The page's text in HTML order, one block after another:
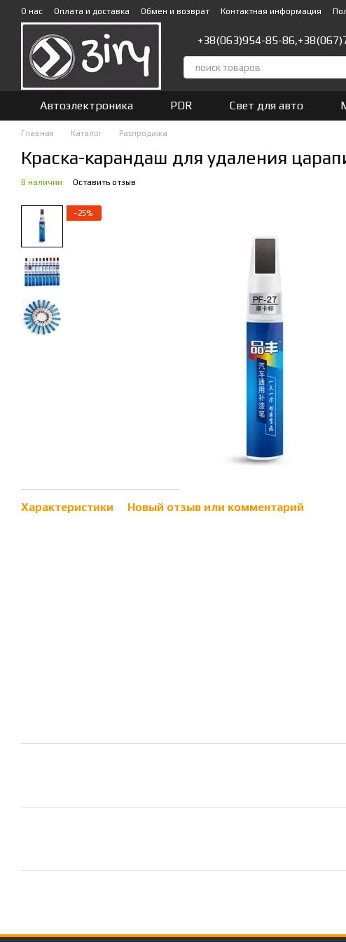
Перейти к основному контенту
О нас Оплата и доставка Обмен и возврат Контактная информация
+38(063)954-85-86,
Автоэлектроника PDR Свет для авто
Главная Каталог Распродажа
Краска-карандаш для удаления
В наличии Оставить отзыв
−25%
Характеристики Новый отзыв или комментарий